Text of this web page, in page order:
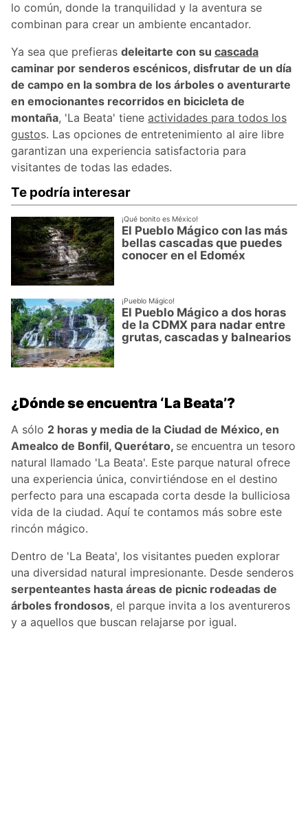
lo común, donde la tranquilidad y la aventura se
combinan para crear un ambiente encantador.
Ya sea que prefieras deleitarte con su cascada
caminar por senderos escénicos, disfrutar de un día
de campo en la sombra de los árboles o aventurarte
en emocionantes recorridos en bicicleta de
montaña, 'La Beata' tiene actividades para todos los
gustos. Las opciones de entretenimiento al aire libre
garantizan una experiencia satisfactoria para
visitantes de todas las edades.
Te podría interesar
¡Qué bonito es México!
El Pueblo Mágico con las más
bellas cascadas que puedes
conocer en el Edoméx
¡Pueblo Mágico!
El Pueblo Mágico a dos horas
de la CDMX para nadar entre
grutas, cascadas y balnearios
¿Dónde se encuentra ‘La Beata’?
A sólo 2 horas y media de la Ciudad de México, en
Amealco de Bonfil, Querétaro, se encuentra un tesoro
natural llamado 'La Beata'. Este parque natural ofrece
una experiencia única, convirtiéndose en el destino
perfecto para una escapada corta desde la bulliciosa
vida de la ciudad. Aquí te contamos más sobre este
rincón mágico.
Dentro de 'La Beata', los visitantes pueden explorar
una diversidad natural impresionante. Desde senderos
serpenteantes hasta áreas de picnic rodeadas de
árboles frondosos, el parque invita a los aventureros
y a aquellos que buscan relajarse por igual.